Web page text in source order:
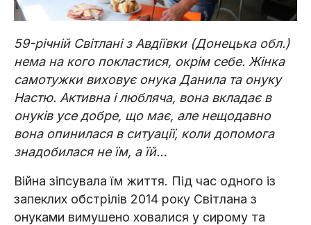
59-річній Світлані з Авдіївки (Донецька обл.)
нема на кого покластися, окрім себе. Жінка
самотужки виховує онука Данила та онуку
Настю. Активна і любляча, вона вкладає в
онуків усе добре, що має, але нещодавно
вона опинилася в ситуації, коли допомога
знадобилася не їм, а їй…
Війна зіпсувала їм життя. Під час одного із
запеклих обстрілів 2014 року Світлана з
онуками вимушено ховалися у сирому та